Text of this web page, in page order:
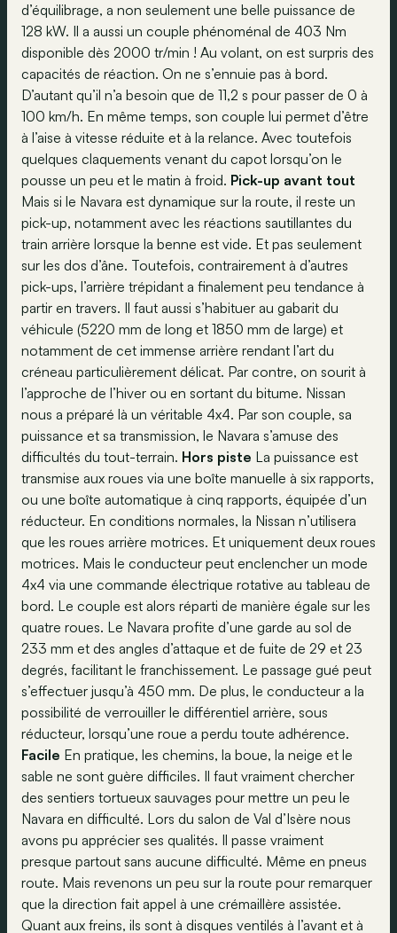
d’équilibrage, a non seulement une belle puissance de
128 kW. Il a aussi un couple phénoménal de 403 Nm
disponible dès 2000 tr/min ! Au volant, on est surpris des
capacités de réaction. On ne s’ennuie pas à bord.
D’autant qu’il n’a besoin que de 11,2 s pour passer de 0 à
100 km/h. En même temps, son couple lui permet d’être
à l’aise à vitesse réduite et à la relance. Avec toutefois
quelques claquements venant du capot lorsqu’on le
pousse un peu et le matin à froid. Pick-up avant tout
Mais si le Navara est dynamique sur la route, il reste un
pick-up, notamment avec les réactions sautillantes du
train arrière lorsque la benne est vide. Et pas seulement
sur les dos d’âne. Toutefois, contrairement à d’autres
pick-ups, l’arrière trépidant a finalement peu tendance à
partir en travers. Il faut aussi s’habituer au gabarit du
véhicule (5220 mm de long et 1850 mm de large) et
notamment de cet immense arrière rendant l’art du
créneau particulièrement délicat. Par contre, on sourit à
l’approche de l’hiver ou en sortant du bitume. Nissan
nous a préparé là un véritable 4x4. Par son couple, sa
puissance et sa transmission, le Navara s’amuse des
difficultés du tout-terrain. Hors piste La puissance est
transmise aux roues via une boîte manuelle à six rapports,
ou une boîte automatique à cinq rapports, équipée d’un
réducteur. En conditions normales, la Nissan n’utilisera
que les roues arrière motrices. Et uniquement deux roues
motrices. Mais le conducteur peut enclencher un mode
4x4 via une commande électrique rotative au tableau de
bord. Le couple est alors réparti de manière égale sur les
quatre roues. Le Navara profite d’une garde au sol de
233 mm et des angles d’attaque et de fuite de 29 et 23
degrés, facilitant le franchissement. Le passage gué peut
s’effectuer jusqu’à 450 mm. De plus, le conducteur a la
possibilité de verrouiller le différentiel arrière, sous
réducteur, lorsqu’une roue a perdu toute adhérence.
Facile En pratique, les chemins, la boue, la neige et le
sable ne sont guère difficiles. Il faut vraiment chercher
des sentiers tortueux sauvages pour mettre un peu le
Navara en difficulté. Lors du salon de Val d’Isère nous
avons pu apprécier ses qualités. Il passe vraiment
presque partout sans aucune difficulté. Même en pneus
route. Mais revenons un peu sur la route pour remarquer
que la direction fait appel à une crémaillère assistée.
Quant aux freins, ils sont à disques ventilés à l’avant et à